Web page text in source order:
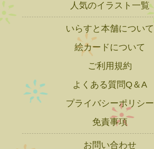
人気のイラスト一覧
いらすと本舗について
絵カードについて
ご利用規約
よくある質問Q＆A
プライバシーポリシー
免責事項
お問い合わせ